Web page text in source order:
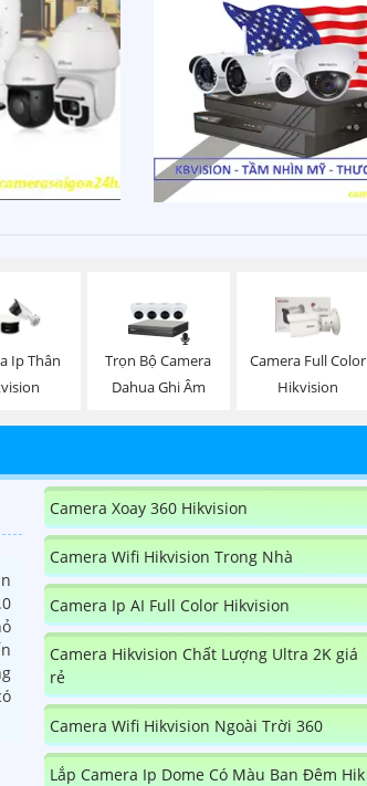
Ip Thân
Trọn Bộ Camera
Dahua Ghi Âm
Camera Full Color
Hikvision
Camera Xoay 360 Hikvision
Camera Wifi Hikvision Trong Nhà
Camera Ip AI Full Color Hikvision
Camera Hikvision Chất Lượng Ultra 2K giá
rẻ
Camera Wifi Hikvision Ngoài Trời 360
Lắp Camera Ip Dome Có Màu Ban Đêm Hik